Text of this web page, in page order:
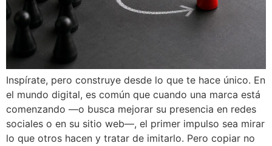
Inspírate, pero construye desde lo que te hace único. En
el mundo digital, es común que cuando una marca está
comenzando —o busca mejorar su presencia en redes
sociales o en su sitio web—, el primer impulso sea mirar
lo que otros hacen y tratar de imitarlo. Pero copiar no